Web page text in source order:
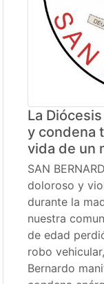
La
y condena
vida de un
SAN
doloroso y
durante la
nuestra
de edad
robo
Bernardo